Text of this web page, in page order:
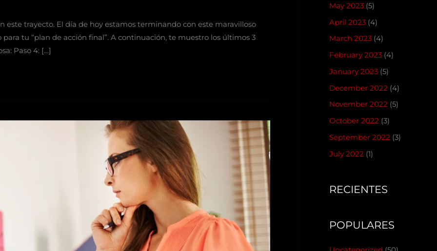
trayecto. El día de hoy estamos terminando con este maravilloso
tu “plan de acción final”. A continuación, te muestro los últimos 3
Paso 4: […]
May 2023 (5)
April 2023 (4)
March 2023 (4)
February 2023 (4)
January 2023 (5)
December 2022 (4)
November 2022 (5)
October 2022 (3)
September 2022 (3)
July 2022 (1)
RECIENTES
POPULARES